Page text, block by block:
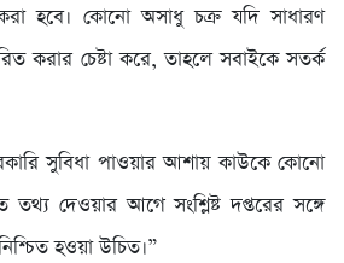
হবে। কোনো অসাধু চক্র যদি সাধারণ
করার চেষ্টা করে, তাহলে সবাইকে সতর্ক
সুবিধা পাওয়ার আশায় কাউকে কোনো
তথ্য দেওয়ার আগে সংশ্লিষ্ট দপ্তরের সঙ্গে
হওয়া উচিত।”